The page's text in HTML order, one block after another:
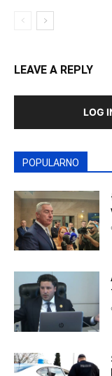
LEAVE A REPLY
LOG
POPULARNO